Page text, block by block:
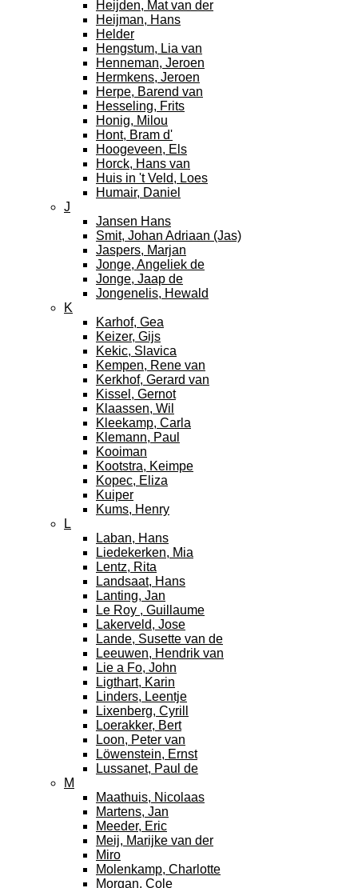
Heijden, Mat van der
Heijman, Hans
Helder
Hengstum, Lia van
Henneman, Jeroen
Hermkens, Jeroen
Herpe, Barend van
Hesseling, Frits
Honig, Milou
Hont, Bram d'
Hoogeveen, Els
Horck, Hans van
Huis in 't Veld, Loes
Humair, Daniel
J
Jansen Hans
Smit, Johan Adriaan (Jas)
Jaspers, Marjan
Jonge, Angeliek de
Jonge, Jaap de
Jongenelis, Hewald
K
Karhof, Gea
Keizer, Gijs
Kekic, Slavica
Kempen, Rene van
Kerkhof, Gerard van
Kissel, Gernot
Klaassen, Wil
Kleekamp, Carla
Klemann, Paul
Kooiman
Kootstra, Keimpe
Kopec, Eliza
Kuiper
Kums, Henry
L
Laban, Hans
Liedekerken, Mia
Lentz, Rita
Landsaat, Hans
Lanting, Jan
Le Roy , Guillaume
Lakerveld, Jose
Lande, Susette van de
Leeuwen, Hendrik van
Lie a Fo, John
Ligthart, Karin
Linders, Leentje
Lixenberg, Cyrill
Loerakker, Bert
Loon, Peter van
Löwenstein, Ernst
Lussanet, Paul de
M
Maathuis, Nicolaas
Martens, Jan
Meeder, Eric
Meij, Marijke van der
Miro
Molenkamp, Charlotte
Morgan, Cole